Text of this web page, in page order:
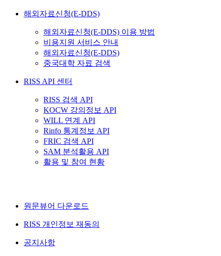
해외자료신청(E-DDS)
해외자료신청(E-DDS) 이용 방법
비용지원 서비스 안내
해외자료신청(E-DDS)
중국대학 자료 검색
RISS API 센터
RISS 검색 API
KOCW 강의정보 API
WILL 연계 API
Rinfo 통계정보 API
FRIC 검색 API
SAM 분석활용 API
활용 및 참여 현황
원문뷰어 다운로드
RISS 개인정보 재동의
공지사항